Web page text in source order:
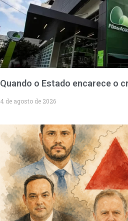
Quando o Estado encarece o
4 de agosto de 2026